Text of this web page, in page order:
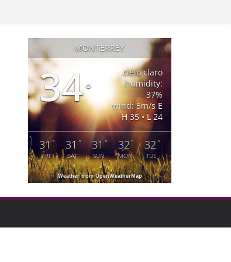
MONTERREY
34°
cielo claro
humidity:
37%
wind: 5m/s E
H 35 • L 24
31°
FRI
31 °
SAT
31°
SUN
32 °
MON
32 °
TUE
Weather from OpenWeatherMap